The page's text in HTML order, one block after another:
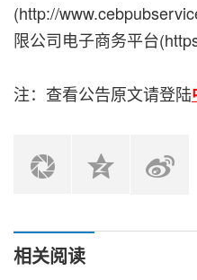
(http://
限公司电子商务平台
注：查看公告原文请登陆
相关阅读